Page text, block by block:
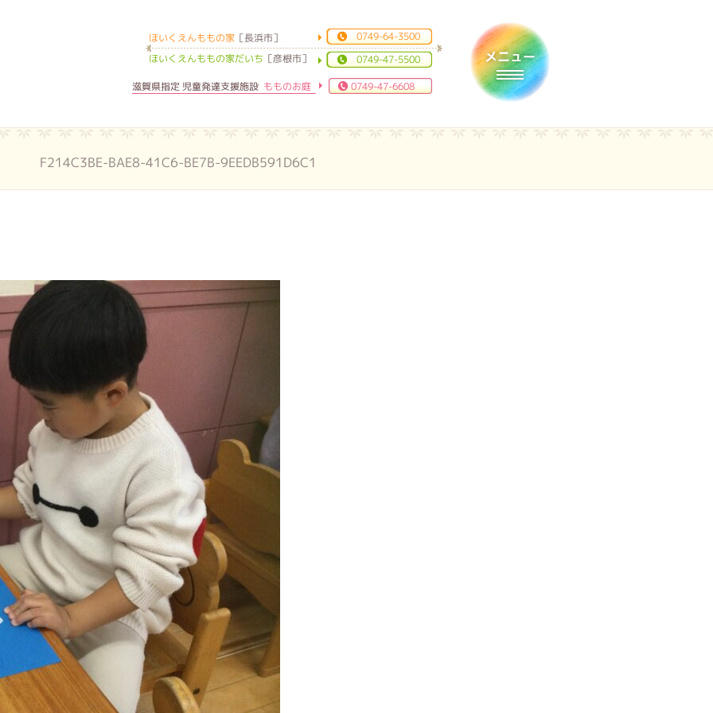
ほいくえんももの家
Toggle navigation
ほいくえんももの家 ［長浜市］
0749-64-3500
ほいくえんももの家だいち ［彦根市］
0749-47-5500
滋賀県指定 児童発達支援施設 もものお庭 0749-47-6608
F214C3BE-BAE8-41C6-BE7B-9EEDB591D6C1